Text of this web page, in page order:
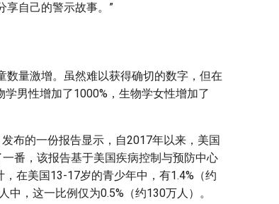
享自己的警示故事。”
量激增。虽然难以获得确切的数字，但在
男性增加了1000%，生物学女性增加了
布的一份报告显示，自2017年以来，美国
番，该报告基于美国疾病控制与预防中心
，在美国13-17岁的青少年中，有1.4%（约
，这一比例仅为0.5%（约130万人）。